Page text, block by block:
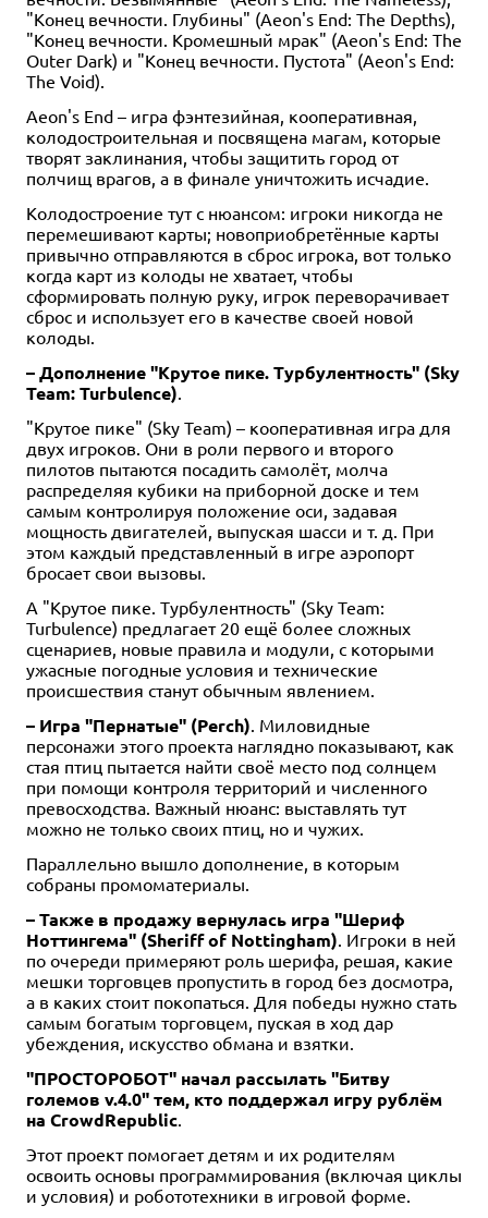
"Конец вечности. Глубины" (Aeon's End: The Depths),
"Конец вечности. Кромешный мрак" (Aeon's End: The
Outer Dark) и "Конец вечности. Пустота" (Aeon's End:
The Void).
Aeon's End – игра фэнтезийная, кооперативная,
колодостроительная и посвящена магам, которые
творят заклинания, чтобы защитить город от
полчищ врагов, а в финале уничтожить исчадие.
Колодостроение тут с нюансом: игроки никогда не
перемешивают карты; новоприобретённые карты
привычно отправляются в сброс игрока, вот только
когда карт из колоды не хватает, чтобы
сформировать полную руку, игрок переворачивает
сброс и использует его в качестве своей новой
колоды.
– Дополнение "Крутое пике. Турбулентность" (Sky
Team: Turbulence).
"Крутое пике" (Sky Team) – кооперативная игра для
двух игроков. Они в роли первого и второго
пилотов пытаются посадить самолёт, молча
распределяя кубики на приборной доске и тем
самым контролируя положение оси, задавая
мощность двигателей, выпуская шасси и т. д. При
этом каждый представленный в игре аэропорт
бросает свои вызовы.
А "Крутое пике. Турбулентность" (Sky Team:
Turbulence) предлагает 20 ещё более сложных
сценариев, новые правила и модули, с которыми
ужасные погодные условия и технические
происшествия станут обычным явлением.
– Игра "Пернатые" (Perch). Миловидные
персонажи этого проекта наглядно показывают, как
стая птиц пытается найти своё место под солнцем
при помощи контроля территорий и численного
превосходства. Важный нюанс: выставлять тут
можно не только своих птиц, но и чужих.
Параллельно вышло дополнение, в которым
собраны промоматериалы.
– Также в продажу вернулась игра "Шериф
Ноттингема" (Sheriff of Nottingham). Игроки в ней
по очереди примеряют роль шерифа, решая, какие
мешки торговцев пропустить в город без досмотра,
а в каких стоит покопаться. Для победы нужно стать
самым богатым торговцем, пуская в ход дар
убеждения, искусство обмана и взятки.
"ПРОСТОРОБОТ" начал рассылать "Битву
големов v.4.0" тем, кто поддержал игру рублём
на CrowdRepublic.
Этот проект помогает детям и их родителям
освоить основы программирования (включая циклы
и условия) и робототехники в игровой форме.